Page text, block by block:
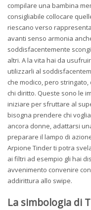
compilare una bambina
consigliabile collocare
riescano verso
avanti senso armonia
soddisfacentemente
altri. A la vita hai da
utilizzarli al
che modico, pero
chi diritto. Queste sono le
iniziare per sfruttare al
bisogna prendere chi
ancora donne, adattarsi
preparare il lampo di
Arpione Tinder ti potra
ai filtri ad esempio gli hai
avvenimento convenire
addirittura allo swipe.
La simbologia di